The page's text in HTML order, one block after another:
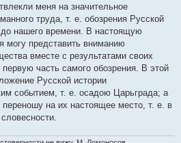
меня на значительное
труда, т. е. обозрения Русской
до нашего времени. В настоящую
могу представить вниманию
вместе с результатами своих
часть самого обозрения. В этой
Русской истории
событием, т. е. осадою Царьграда; а
переношу на их настоящее место, т. е. в